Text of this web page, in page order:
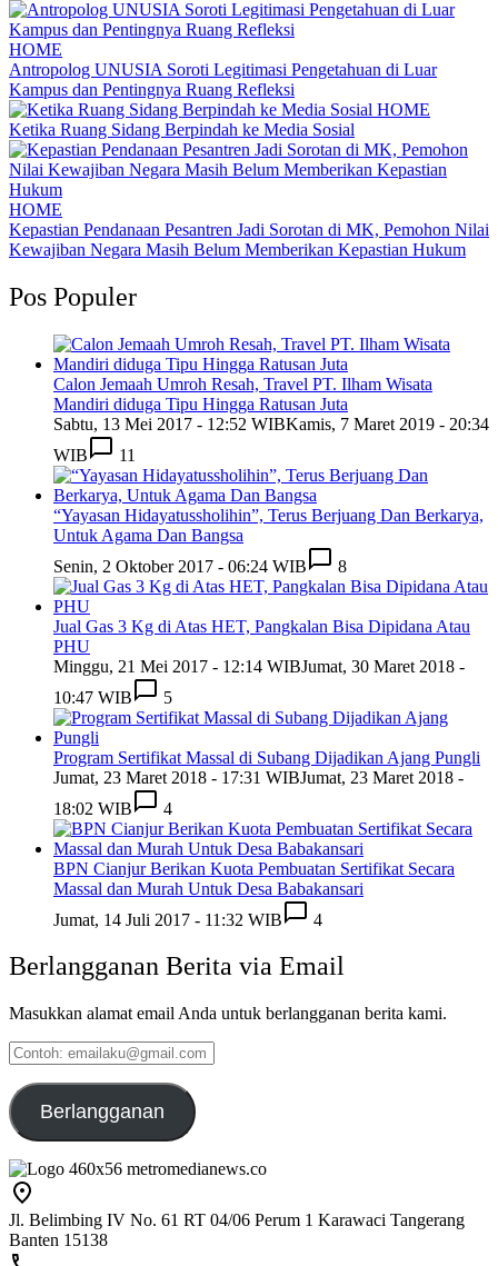
HOME
Antropolog UNUSIA Soroti Legitimasi Pengetahuan di Luar
Kampus dan Pentingnya Ruang Refleksi
HOME
Ketika Ruang Sidang Berpindah ke Media Sosial
HOME
Kepastian Pendanaan Pesantren Jadi Sorotan di MK, Pemohon Nilai
Kewajiban Negara Masih Belum Memberikan Kepastian Hukum
Pos Populer
Calon Jemaah Umroh Resah, Travel PT. Ilham Wisata
Mandiri diduga Tipu Hingga Ratusan Juta
Sabtu, 13 Mei 2017 - 12:52 WIBKamis, 7 Maret 2019 - 20:34
WIB
11
“Yayasan Hidayatussholihin”, Terus Berjuang Dan Berkarya,
Untuk Agama Dan Bangsa
Senin, 2 Oktober 2017 - 06:24 WIB
8
Jual Gas 3 Kg di Atas HET, Pangkalan Bisa Dipidana Atau
PHU
Minggu, 21 Mei 2017 - 12:14 WIBJumat, 30 Maret 2018 -
10:47 WIB
5
Program Sertifikat Massal di Subang Dijadikan Ajang Pungli
Jumat, 23 Maret 2018 - 17:31 WIBJumat, 23 Maret 2018 -
18:02 WIB
4
BPN Cianjur Berikan Kuota Pembuatan Sertifikat Secara
Massal dan Murah Untuk Desa Babakansari
Jumat, 14 Juli 2017 - 11:32 WIB
4
Berlangganan Berita via Email
Masukkan alamat email Anda untuk berlangganan berita kami.
Contoh:
emailaku@gmail.com
Berlangganan
Jl. Belimbing IV No. 61 RT 04/06 Perum 1 Karawaci Tangerang
Banten 15138